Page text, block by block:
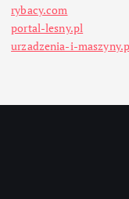
rybacy.com
portal-lesny.pl
urzadzenia-i-